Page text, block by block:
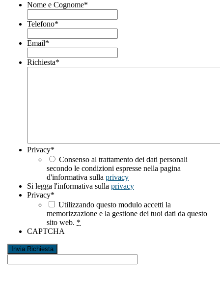
Nome e Cognome*
Telefono*
Email*
Richiesta*
Privacy*
Consenso al trattamento dei dati personali
secondo le condizioni espresse nella pagina
d'informativa sulla privacy
Si legga l'informativa sulla privacy
Privacy*
Utilizzando questo modulo accetti la
memorizzazione e la gestione dei tuoi dati da questo
sito web. *
CAPTCHA